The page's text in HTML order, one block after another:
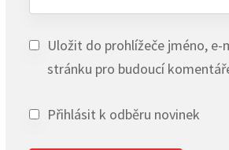
Uložit do prohlížeče jméno, e-
stránku pro budoucí
Přihlásit k odběru novinek